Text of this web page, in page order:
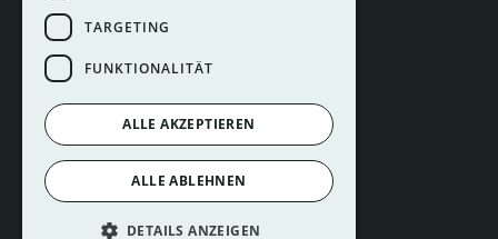
Impressum
Datenschutz
TARGETING
FUNKTIONALITÄT
ALLE AKZEPTIEREN
ALLE ABLEHNEN
DETAILS ANZEIGEN